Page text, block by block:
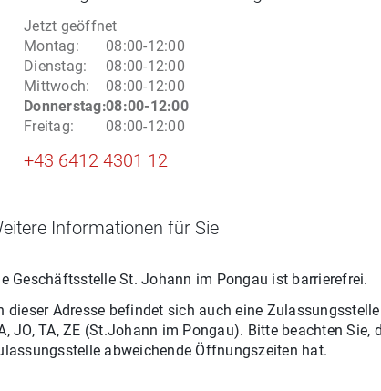
Jetzt geöffnet
Montag:
08:00-12:00
Dienstag:
08:00-12:00
Mittwoch:
08:00-12:00
Donnerstag:08:00-12:00
Freitag: 08:00-12:00
+43 6412 4301 12
Informationen für Sie
Geschäftsstelle St. Johann im Pongau ist barrierefrei.
dieser Adresse befindet sich auch eine
JO, TA, ZE (St.Johann im Pongau). Bitte beachten Sie,
abweichende Öffnungszeiten hat.